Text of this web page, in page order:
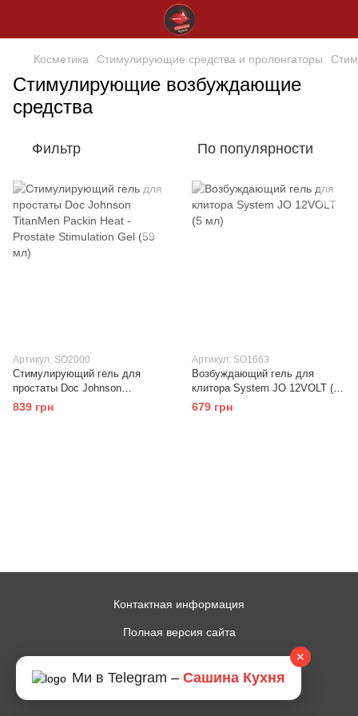
Косметика Стимулирующие средства и пролонгаторы
Стимулирующие возбуждающие
средства
Фильтр По популярности
Артикул: SO2000
Стимулирующий гель для
простаты Doc Johnson
TitanMen Packin Heat - Prostate
Stimulation Gel (59 мл)
839 грн
Артикул: SO1663
Возбуждающий гель для
клитора System JO 12VOLT (5
мл)
679 грн
Контактная информация
Полная версия сайта
© 2014—2026
Рус Укр
✕
Ми в Telegram – Сашина Кухня